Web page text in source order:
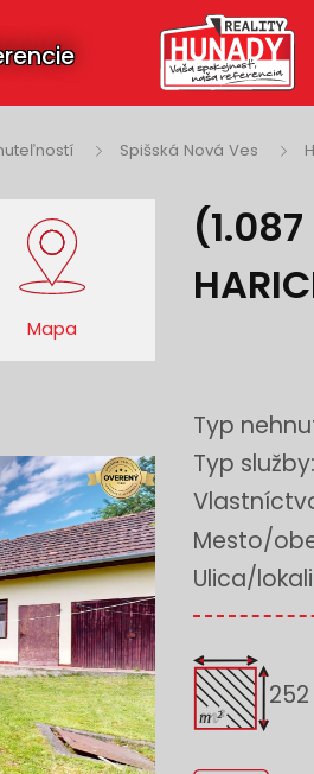
Spišská Nová Ves
Mapa
Typ
Typ služby:
Mesto/
Ulica/